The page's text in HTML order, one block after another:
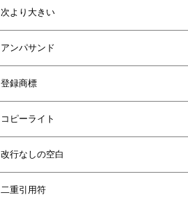
次より大きい
アンパサンド
登録商標
コピーライト
改行なしの空白
二重引用符